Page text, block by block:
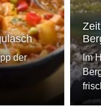
der
Im